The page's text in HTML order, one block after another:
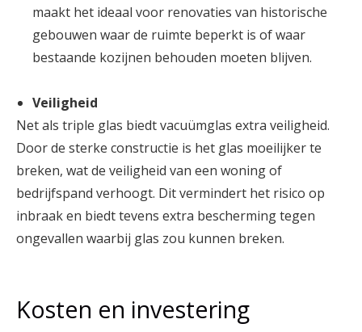
maakt het ideaal voor renovaties van historische
gebouwen waar de ruimte beperkt is of waar
bestaande kozijnen behouden moeten blijven.
Veiligheid
Net als triple glas biedt vacuümglas extra veiligheid.
Door de sterke constructie is het glas moeilijker te
breken, wat de veiligheid van een woning of
bedrijfspand verhoogt. Dit vermindert het risico op
inbraak en biedt tevens extra bescherming tegen
ongevallen waarbij glas zou kunnen breken.
Kosten en investering